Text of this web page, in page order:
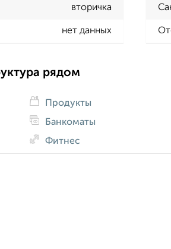
вторичка
нет данных
рядом
Продукты
Банкоматы
Фитнес